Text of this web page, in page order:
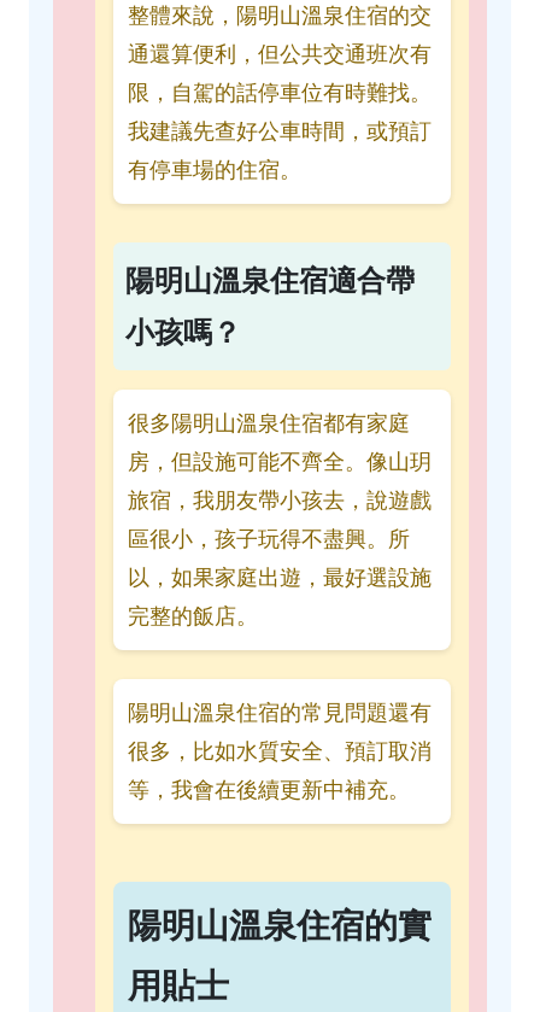
整體來說，陽明山溫泉住宿的交
通還算便利，但公共交通班次有
限，自駕的話停車位有時難找。
我建議先查好公車時間，或預訂
有停車場的住宿。
陽明山溫泉住宿適合帶
小孩嗎？
很多陽明山溫泉住宿都有家庭
房，但設施可能不齊全。像山玥
旅宿，我朋友帶小孩去，說遊戲
區很小，孩子玩得不盡興。所
以，如果家庭出遊，最好選設施
完整的飯店。
陽明山溫泉住宿的常見問題還有
很多，比如水質安全、預訂取消
等，我會在後續更新中補充。
陽明山溫泉住宿的實
用貼士